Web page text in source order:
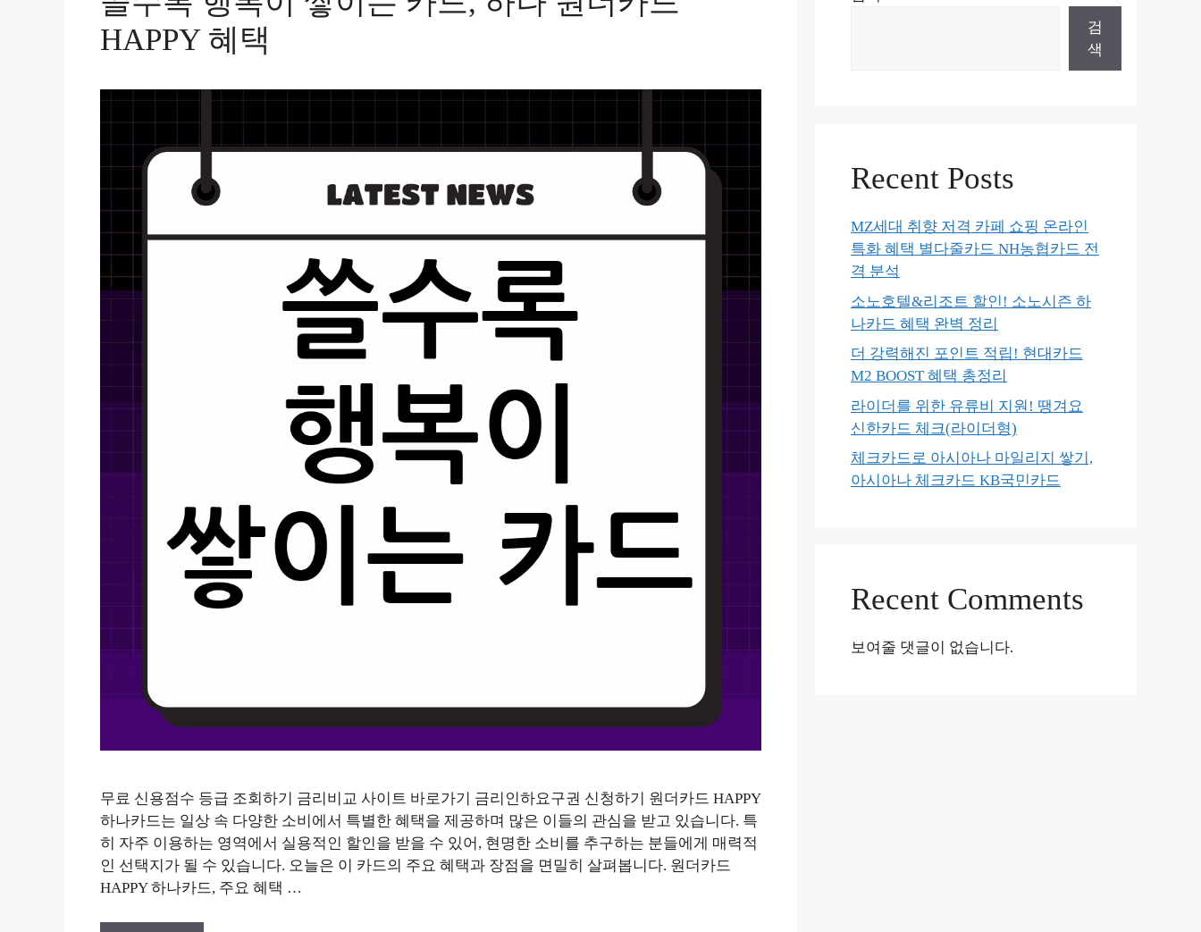
HAPPY 혜택
무료 신용점수 등급 조회하기 금리비교 사이트 바로가기 금리인하요구권 신청하기 원더카드 HAPPY
하나카드는 일상 속 다양한 소비에서 특별한 혜택을 제공하며 많은 이들의 관심을 받고 있습니다. 특
히 자주 이용하는 영역에서 실용적인 할인을 받을 수 있어, 현명한 소비를 추구하는 분들에게 매력적
인 선택지가 될 수 있습니다. 오늘은 이 카드의 주요 혜택과 장점을 면밀히 살펴봅니다. 원더카드
HAPPY 하나카드, 주요 혜택 …
검
색
Recent Posts
MZ세대 취향 저격 카페 쇼핑 온라인
특화 혜택 별다줄카드 NH농협카드 전
격 분석
소노호텔&리조트 할인! 소노시즌 하
나카드 혜택 완벽 정리
더 강력해진 포인트 적립! 현대카드
M2 BOOST 혜택 총정리
라이더를 위한 유류비 지원! 땡겨요
신한카드 체크(라이더형)
체크카드로 아시아나 마일리지 쌓기,
아시아나 체크카드 KB국민카드
Recent Comments
보여줄 댓글이 없습니다.